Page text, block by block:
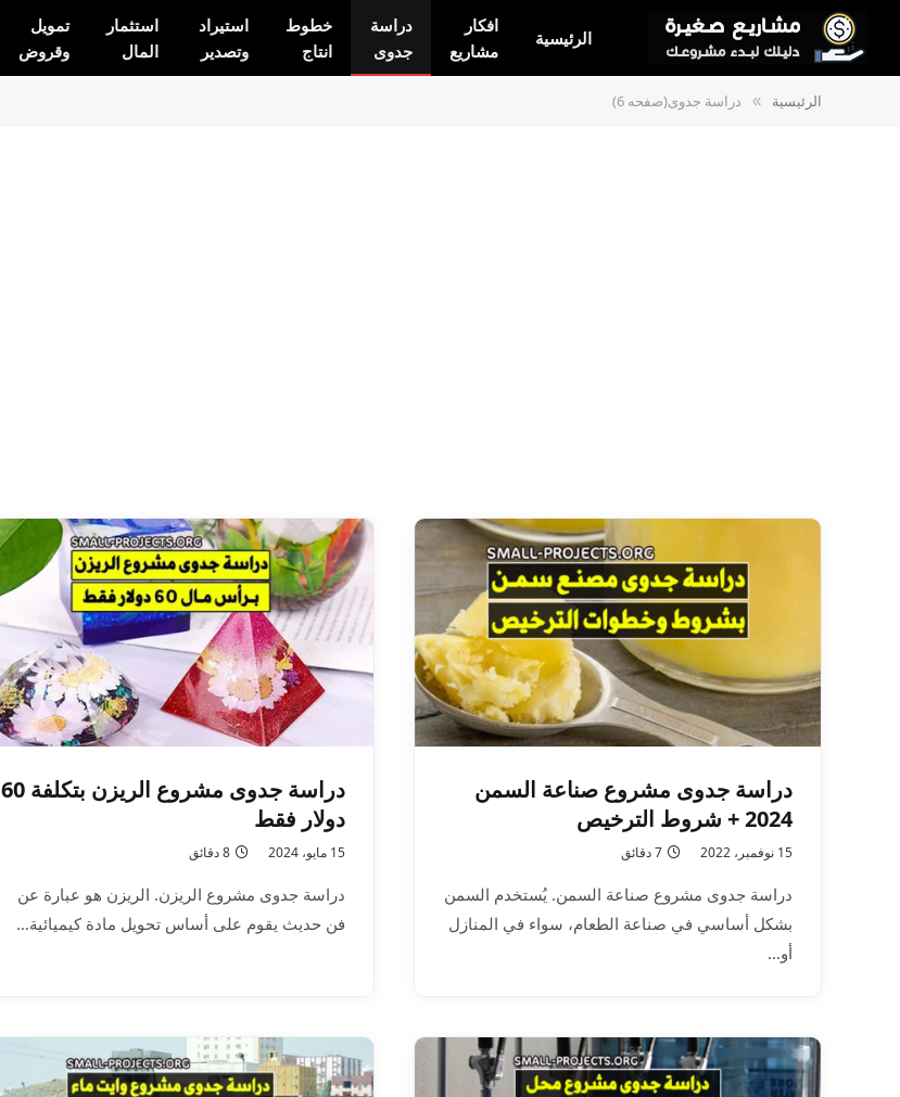
الرئيسية
افكار
مشاريع
دراسة
جدوى
خطوط
انتاج
استيراد
وتصدير
استثمار
المال
تمويل
وقروض
الرئيسية » دراسة جدوى(صفحه 6)
دراسة جدوى مشروع صناعة السمن
2024 + شروط الترخيص
15 نوفمبر، 2022 7 دقائق
دراسة جدوى مشروع صناعة السمن. يُستخدم السمن
بشكل أساسي في صناعة الطعام، سواء في المنازل
أو…
دراسة جدوى مشروع الريزن بتكلفة 60
دولار فقط
15 مايو، 2024 8 دقائق
دراسة جدوى مشروع الريزن. الريزن هو عبارة عن
فن حديث يقوم على أساس تحويل مادة كيميائية…